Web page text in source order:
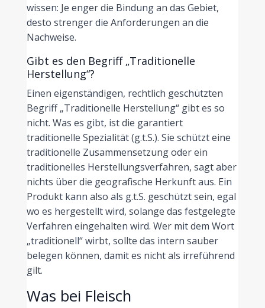
wissen: Je enger die Bindung an das Gebiet,
desto strenger die Anforderungen an die
Nachweise.
Gibt es den Begriff „Traditionelle
Herstellung“?
Einen eigenständigen, rechtlich geschützten
Begriff „Traditionelle Herstellung“ gibt es so
nicht. Was es gibt, ist die garantiert
traditionelle Spezialität (g.t.S.). Sie schützt eine
traditionelle Zusammensetzung oder ein
traditionelles Herstellungsverfahren, sagt aber
nichts über die geografische Herkunft aus. Ein
Produkt kann also als g.t.S. geschützt sein, egal
wo es hergestellt wird, solange das festgelegte
Verfahren eingehalten wird. Wer mit dem Wort
„traditionell“ wirbt, sollte das intern sauber
belegen können, damit es nicht als irreführend
gilt.
Was bei Fleisch